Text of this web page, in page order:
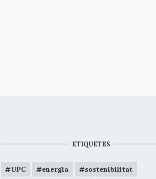
ETIQUETES
UPC energia
sostenibilitat